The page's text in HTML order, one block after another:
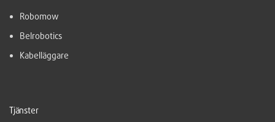
Robomow
Belrobotics
Kabelläggare
Tjänster